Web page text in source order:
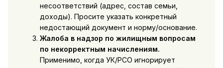
несоответствий (адрес, состав семьи,
доходы). Просите указать конкретный
недостающий документ и норму/основание.
Жалоба в надзор по жилищным вопросам
по некорректным начислениям.
Применимо, когда УК/РСО игнорирует